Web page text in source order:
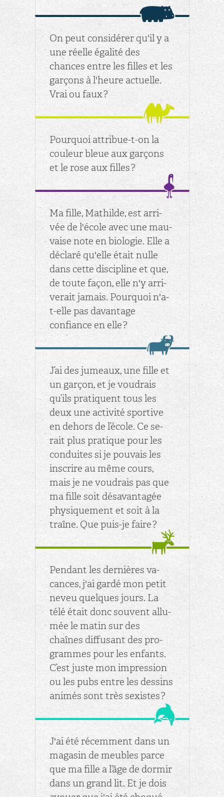
On peut consi­dé­rer qu'il y a
une réelle éga­lité des
chances entre les filles et les
gar­çons à l'heure ac­tuelle.
Vrai ou faux ?
Pour­quoi at­tri­bue-t-on la
cou­leur bleue aux gar­çons
et le rose aux filles ?
Ma fille, Ma­thilde, est ar­ri­
vée de l'école avec une mau­
vaise note en bio­lo­gie. Elle a
dé­claré qu'elle était nulle
dans cette dis­ci­pline et que,
de toute façon, elle n'y ar­ri­
ve­rait ja­mais. Pour­quoi n'a-
t-elle pas da­van­tage
confiance en elle ?
J’ai des ju­meaux, une fille et
un gar­çon, et je vou­drais
qu’ils pra­tiquent tous les
deux une ac­ti­vité spor­tive
en de­hors de l’école. Ce se­
rait plus pra­tique pour les
conduites si je pou­vais les
ins­crire au même cours,
mais je ne vou­drais pas que
ma fille soit désa­van­ta­gée
phy­si­que­ment et soit à la
traîne. Que puis-je faire ?
Pen­dant les der­nières va­
cances, j'ai gardé mon petit
neveu quelques jours. La
télé était donc sou­vent al­lu­
mée le matin sur des
chaînes dif­fu­sant des pro­
grammes pour les en­fants.
C’est juste mon im­pres­sion
ou les pubs entre les des­sins
ani­més sont très sexistes ?
J'ai été ré­cem­ment dans un
ma­ga­sin de meubles parce
que ma fille a l’âge de dor­mir
dans un grand lit. Et je dois